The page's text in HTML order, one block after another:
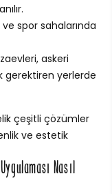
spor sahalarında
askeri
gerektiren yerlerde
çeşitli çözümler
ve estetik
Nasıl